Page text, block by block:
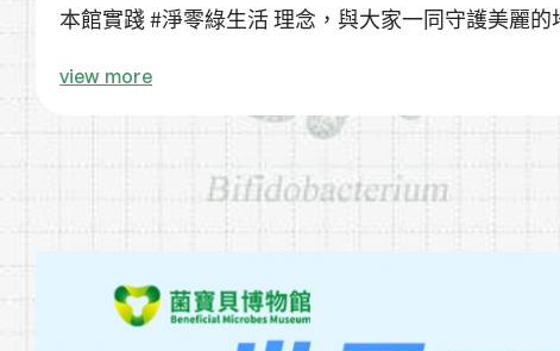
本館實踐 #淨零綠生活 理念，與大家一同守護美麗的
✅ 採購綠色產品｜優先選用環保標章產品與森林永續
✅ 推廣低碳交通｜積極鼓勵騎乘自行車、搭乘大眾運輸
✅ 降低資源使用｜全館採用省水設備、LED燈具、分
view more